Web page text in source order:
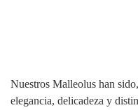
Nuestros Malleolus han
elegancia, delicadeza y